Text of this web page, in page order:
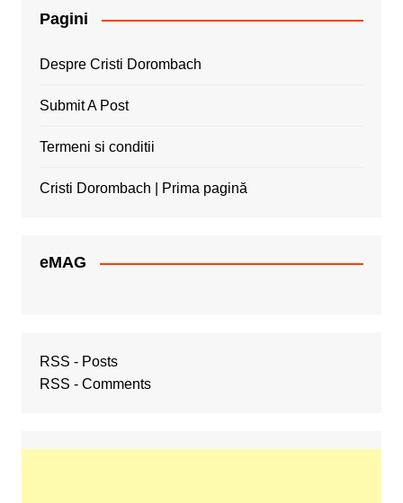
Pagini
Despre Cristi Dorombach
Submit A Post
Termeni si conditii
Cristi Dorombach | Prima pagină
eMAG
RSS - Posts
RSS - Comments